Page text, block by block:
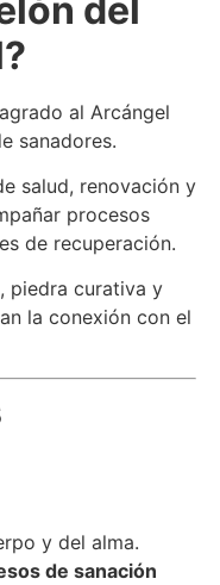
del
al Arcángel
sanadores.
salud, renovación y
procesos
de recuperación.
piedra curativa y
la conexión con el
y del alma.
de sanación